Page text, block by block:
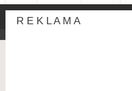
R E K L A M A